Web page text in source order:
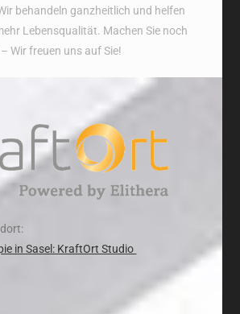
behandeln ganzheitlich und helfen
Lebensqualität. Machen Sie noch
Wir freuen uns auf Sie!
in Sasel: KraftOrt Studio